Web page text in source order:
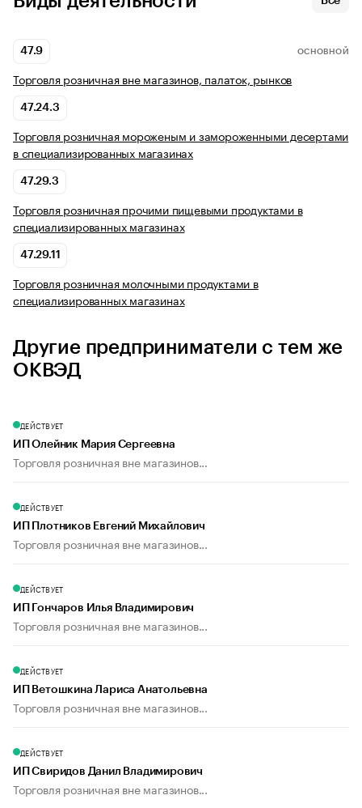
47.9 ОСНОВНОЙ
Торговля розничная вне магазинов, палаток, рынков
47.24.3
Торговля розничная мороженым и замороженными десертами
в специализированных магазинах
47.29.3
Торговля розничная прочими пищевыми продуктами в
специализированных магазинах
47.29.11
Торговля розничная молочными продуктами в
специализированных магазинах
Другие предприниматели с тем же
ОКВЭД
ДЕЙСТВУЕТ
ИП Олейник Мария Сергеевна
Торговля розничная вне магазинов...
ДЕЙСТВУЕТ
ИП Плотников Евгений Михайлович
Торговля розничная вне магазинов...
ДЕЙСТВУЕТ
ИП Гончаров Илья Владимирович
Торговля розничная вне магазинов...
ДЕЙСТВУЕТ
ИП Ветошкина Лариса Анатольевна
Торговля розничная вне магазинов...
ДЕЙСТВУЕТ
ИП Свиридов Данил Владимирович
Торговля розничная вне магазинов...